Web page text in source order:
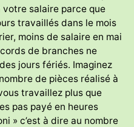
salaire parce que
travaillés dans le mois
moins de salaire en mai
de branches ne
jours fériés. Imaginez
de pièces réalisé à
travaillez plus que
pas payé en heures
» c’est à dire au nombre